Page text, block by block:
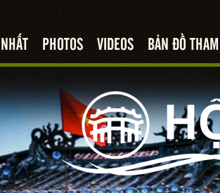
PHOTOS VIDEOS BẢN ĐỒ